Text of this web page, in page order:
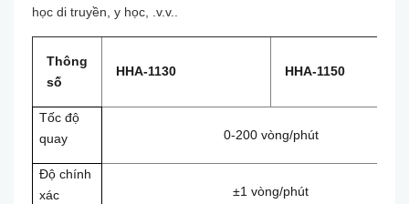
học di truyền, y học, .v.v..
Thông
số
HHA-1130 HHA-1150
Tốc độ
quay
0-200 vòng/phút
Độ chính
xác
±1 vòng/phút